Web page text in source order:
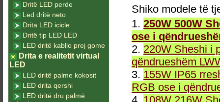
Shiko modele të
1. 250W 500W
ose i
2. 220W Sheshi i
qëndrueshëm
3. 155W IP65
RGB ose i
Dritë LED perde
Led dritë neto
Drita LED icicle
Dritë tip LED LED
LED dritë kabllo prej gome
Drita e realitetit virtual
LED
LED dritë palme kokosit
LED drita qershi
LED dritë dru palmë